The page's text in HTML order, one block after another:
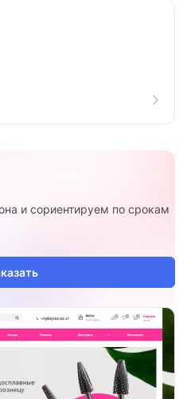
и сориентируем по срокам